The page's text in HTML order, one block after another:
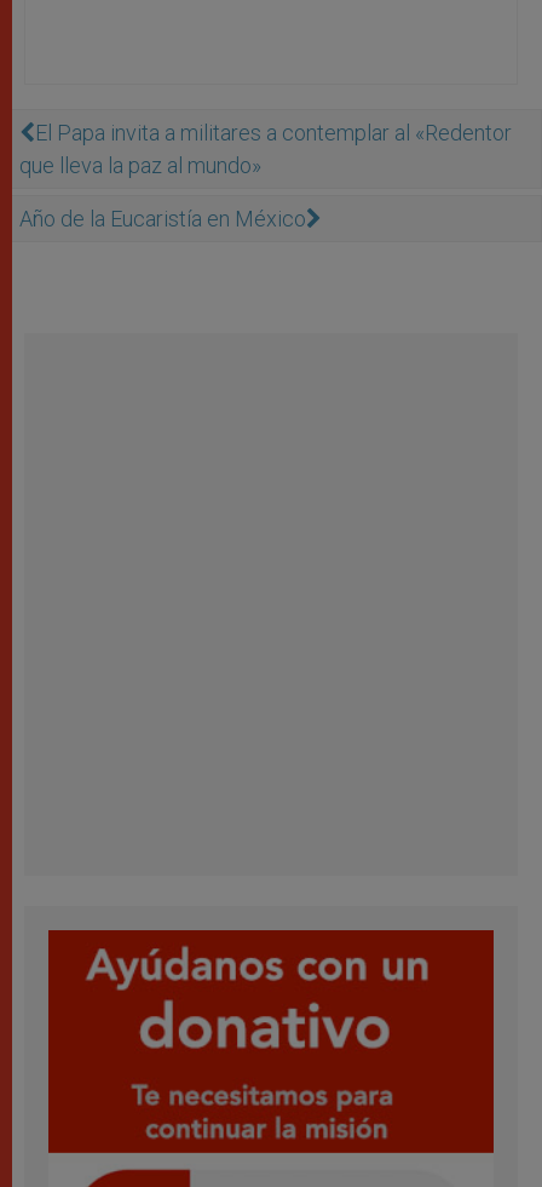
El Papa invita a militares a contemplar al «Redentor
que lleva la paz al mundo»
Año de la Eucaristía en México